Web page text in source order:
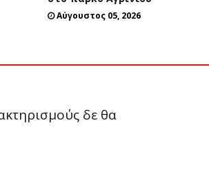
Αύγουστος 05, 2026
δε θα